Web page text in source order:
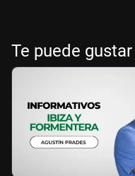
Te puede gustar